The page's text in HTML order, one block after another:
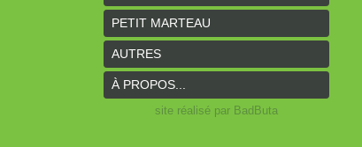
Davy Jones (background)
Sur la route (Coeurs Vaillants)
Earthdawn (Coeurs Vaillants)
Titan&Fils 2020
PETIT MARTEAU
AUTRES
À PROPOS...
site réalisé par BadButa